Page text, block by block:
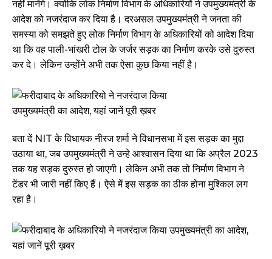
नहीं मानेंगे। क्योंकि लोक निर्माण विभाग के अधिकारियों ने उपमुख्यमंत्री के
आदेश को नजरंदाज कर दिया है। दरअसल उपमुख्यमंत्री ने जनता की
समस्या को समझते हुए लोक निर्माण विभाग के अधिकारियों को आदेश दिया
था कि वह पाली-भांखरी टोल के जर्जर सड़क का निर्माण करके उसे दुरुस्त
कर दे। लेकिन उन्होंने अभी तक ऐसा कुछ किया नहीं है।
बता दें NIT के विधायक नीरज शर्मा ने विधानसभा में इस सड़क का मुद्दा
उठाया था, जब उपमुख्यमंत्री ने उन्हे आश्वासन दिया था कि अप्रैल 2023
तक यह सड़क दुरुस्त हो जाएगी। लेकिन अभी तक तो निर्माण विभाग ने
टेंडर भी जारी नहीं किए हैं। ऐसे में इस सड़क का ठीक होना मुश्किल लग
रहा है।